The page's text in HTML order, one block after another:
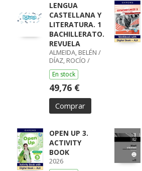
LENGUA
CASTELLANA Y
LITERATURA. 1
BACHILLERATO.
REVUELA
ALMEIDA, BELÉN /
DÍAZ, ROCÍO /
GUMIEL, SILVIA /
PÉREZ, ISABEL /
BOYANO,
RICARDO / LODÍN,
PATRICIA /
ZUBICOA
ARRAIZA, MARÍA /
ELENA / ECHEVA
En stock
49,76 €
Comprar
OPEN UP 3.
ACTIVITY
BOOK
2026